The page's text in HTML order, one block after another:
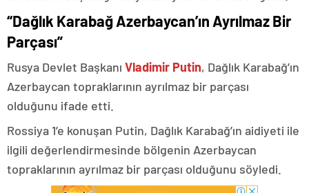
“Dağlık Karabağ Azerbaycan’ın Ayrılmaz Bir
Parçası”
Rusya Devlet Başkanı Vladimir Putin, Dağlık Karabağ’ın
Azerbaycan topraklarının ayrılmaz bir parçası
olduğunu ifade etti.
Rossiya 1’e konuşan Putin, Dağlık Karabağ’ın aidiyeti ile
ilgili değerlendirmesinde bölgenin Azerbaycan
topraklarının ayrılmaz bir parçası olduğunu söyledi.